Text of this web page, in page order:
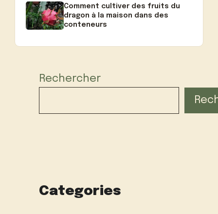
Comment cultiver des fruits du
dragon à la maison dans des
conteneurs
Rechercher
Categories